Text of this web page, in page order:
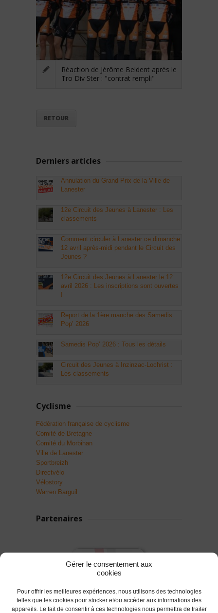
Gérer le consentement aux
cookies
Pour offrir les meilleures expériences, nous utilisons des technologies
telles que les cookies pour stocker et/ou accéder aux informations des
appareils. Le fait de consentir à ces technologies nous permettra de traiter
Réaction de Jérôme Beldent après le
Tro Div Ster : "contrat rempli"
RETOUR
Derniers articles
Annulation du Grand Prix de la Ville de
Lanester
12e Circuit des Jeunes à Lanester : Les
classements
Comment circuler à Lanester ce dimanche
12 avril après-midi pendant le Circuit des
Jeunes ?
12e Circuit des Jeunes à Lanester le 12
avril 2026 : Les inscriptions sont ouvertes
!
Report de la 1ère manche des Samedis
Pop’ 2026
Samedis Pop’ 2026 : Tous les détails
Circuit des Jeunes à Inzinzac-Lochrist :
Les classements
Cyclisme
Fédération française de cyclisme
Comité de Bretagne
Comité du Morbihan
Ville de Lanester
Sportbreizh
Directvélo
Vélostory
Warren Barguil
Partenaires